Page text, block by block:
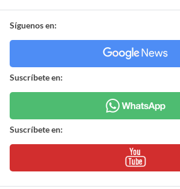
Síguenos en:
Suscríbete en:
Suscríbete en: